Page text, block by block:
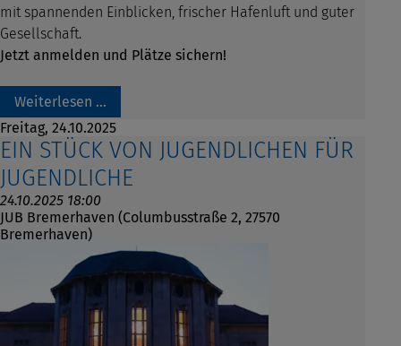
mit spannenden Einblicken, frischer Hafenluft und guter
Gesellschaft.
Jetzt anmelden und Plätze sichern!
Weiterlesen …
Freitag, 24.10.2025
EIN STÜCK VON JUGENDLICHEN FÜR
JUGENDLICHE
24.10.2025 18:00
JUB Bremerhaven (Columbusstraße 2, 27570
Bremerhaven)